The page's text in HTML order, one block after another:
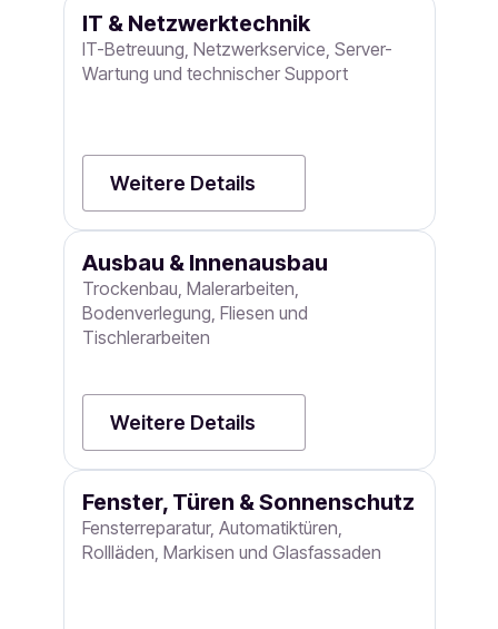
IT & Netzwerktechnik
IT-Betreuung, Netzwerkservice, Server-
Wartung und technischer Support
Weitere Details
Ausbau & Innenausbau
Trockenbau, Malerarbeiten,
Bodenverlegung, Fliesen und
Tischlerarbeiten
Weitere Details
Fenster, Türen & Sonnenschutz
Fensterreparatur, Automatiktüren,
Rollläden, Markisen und Glasfassaden